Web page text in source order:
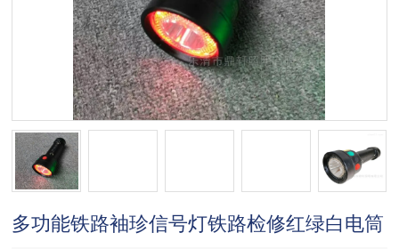
多功能铁路袖珍信号灯铁路检修红绿白电筒